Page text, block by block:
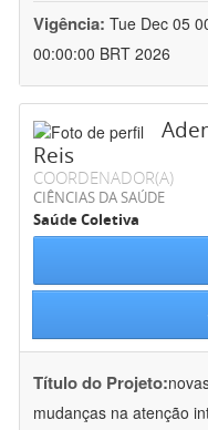
Vigência: Tue Dec 05
00:00:00 BRT 2026
Reis
COORDENADOR(A)
CIÊNCIAS DA SAÚDE
Saúde Coletiva
Título do Projeto:
mudanças na atenção